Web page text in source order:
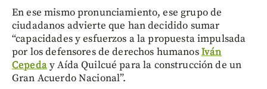
En ese mismo pronunciamiento, ese grupo de
ciudadanos advierte que han decidido sumar
“capacidades y esfuerzos a la propuesta impulsada
por los defensores de derechos humanosIván
Cepeday Aída Quilcué para la construcción de un
Gran Acuerdo Nacional”.